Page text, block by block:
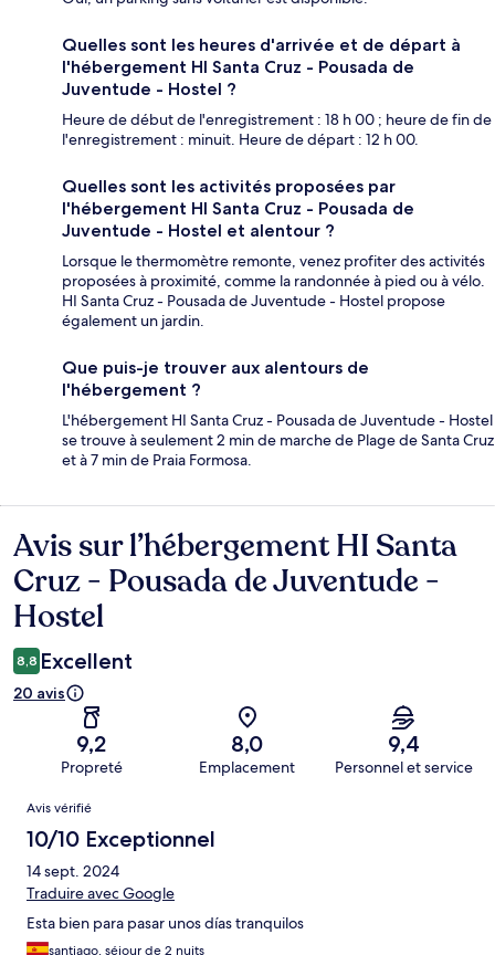
Quelles sont les heures d'arrivée et de départ à
l'hébergement HI Santa Cruz - Pousada de
Juventude - Hostel ?
Heure de début de l'enregistrement : 18 h 00 ; heure de fin de
l'enregistrement : minuit. Heure de départ : 12 h 00.
Quelles sont les activités proposées par
l'hébergement HI Santa Cruz - Pousada de
Juventude - Hostel et alentour ?
Lorsque le thermomètre remonte, venez profiter des activités
proposées à proximité, comme la randonnée à pied ou à vélo.
HI Santa Cruz - Pousada de Juventude - Hostel propose
également un jardin.
Que puis-je trouver aux alentours de
l'hébergement ?
L'hébergement HI Santa Cruz - Pousada de Juventude - Hostel
se trouve à seulement 2 min de marche de Plage de Santa Cruz
et à 7 min de Praia Formosa.
Avis
Avis sur l’hébergement HI Santa
Cruz - Pousada de Juventude -
Hostel
8,8 Excellent
20 avis
9,2
Propreté
8,0
Emplacement
9,4
Personnel et service
Avis
Avis vérifié
10/10 Exceptionnel
14 sept. 2024
Traduire avec Google
Esta bien para pasar unos días tranquilos
santiago, séjour de 2 nuits